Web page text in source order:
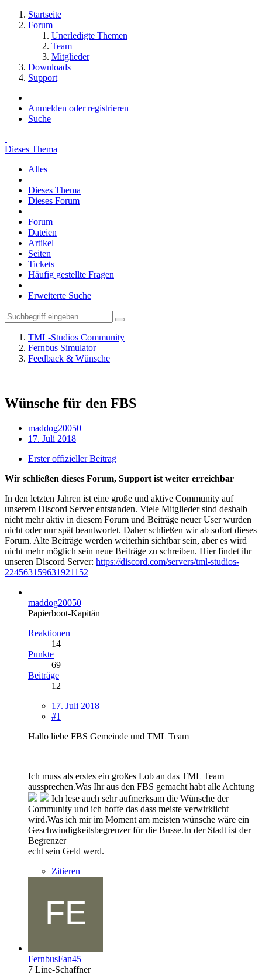
Startseite
Forum
Unerledigte Themen
Team
Mitglieder
Downloads
Support
Anmelden oder registrieren
Suche
Dieses Thema
Alles
Dieses Thema
Dieses Forum
Forum
Dateien
Artikel
Seiten
Tickets
Häufig gestellte Fragen
Erweiterte Suche
TML-Studios Community
Fernbus Simulator
Feedback & Wünsche
Wünsche für den FBS
maddog20050
17. Juli 2018
Erster offizieller Beitrag
Wir schließen dieses Forum, Support ist weiter erreichbar
In den letzten Jahren ist eine große und aktive Community auf
unserem Discord Server entstanden. Viele Mitglieder sind deshalb
nicht mehr aktiv in diesem Forum und Beiträge neuer User wurden
nicht oder nur spät beantwortet. Daher schließen wir ab sofort dieses
Forum. Alte Beiträge werden weiterhin sichtbar sein, aber es wird
nicht mehr möglich sein neue Beiträge zu schreiben. Hier findet ihr
unseren Discord Server: https://discord.com/servers/tml-studios-
224563159631921152
maddog20050
Papierboot-Kapitän
Reaktionen
14
Punkte
69
Beiträge
12
17. Juli 2018
#1
Hallo liebe FBS Gemeinde und TML Team
Ich muss als erstes ein großes Lob an das TML Team
aussprechen.Was Ihr aus den FBS gemacht habt alle Achtung
Ich lese auch sehr aufmerksam die Wünsche der
Community und ich hoffe das dass meiste verwirklicht
wird.Was ich mir im Moment am meisten wünsche wäre ein
Geschwindigkeitsbegrenzer für die Busse.In der Stadt ist der
Begrenzer
echt sein Geld werd.
Zitieren
FernbusFan45
7 Line-Schaffner